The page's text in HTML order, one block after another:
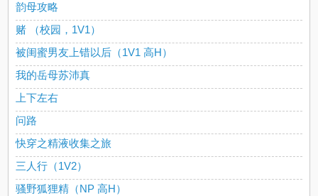
韵母攻略
赌 （校园，1V1）
被闺蜜男友上错以后（1V1 高H）
我的岳母苏沛真
上下左右
问路
快穿之精液收集之旅
三人行（1V2）
骚野狐狸精（NP 高H）